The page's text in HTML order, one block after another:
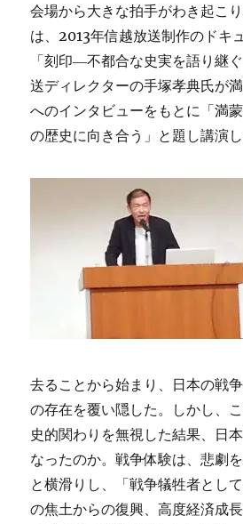
会場から大きな拍手がわき起こ
は、2013年信越放送制作のドキ
「刻印―不都合な史実を語り継
送ディレクターの手塚孝典氏が
へのインタビューをもとに「満
の歴史に向き合う」と題し講演し
去ることから始まり、日本の戦
の存在を覆い隠した。しかし、
史的関わりを無視した結果、日
なったのか。戦争体験は、悲劇
と横滑りし、「戦争犠牲者とし
の焦土からの復興、高度経済成